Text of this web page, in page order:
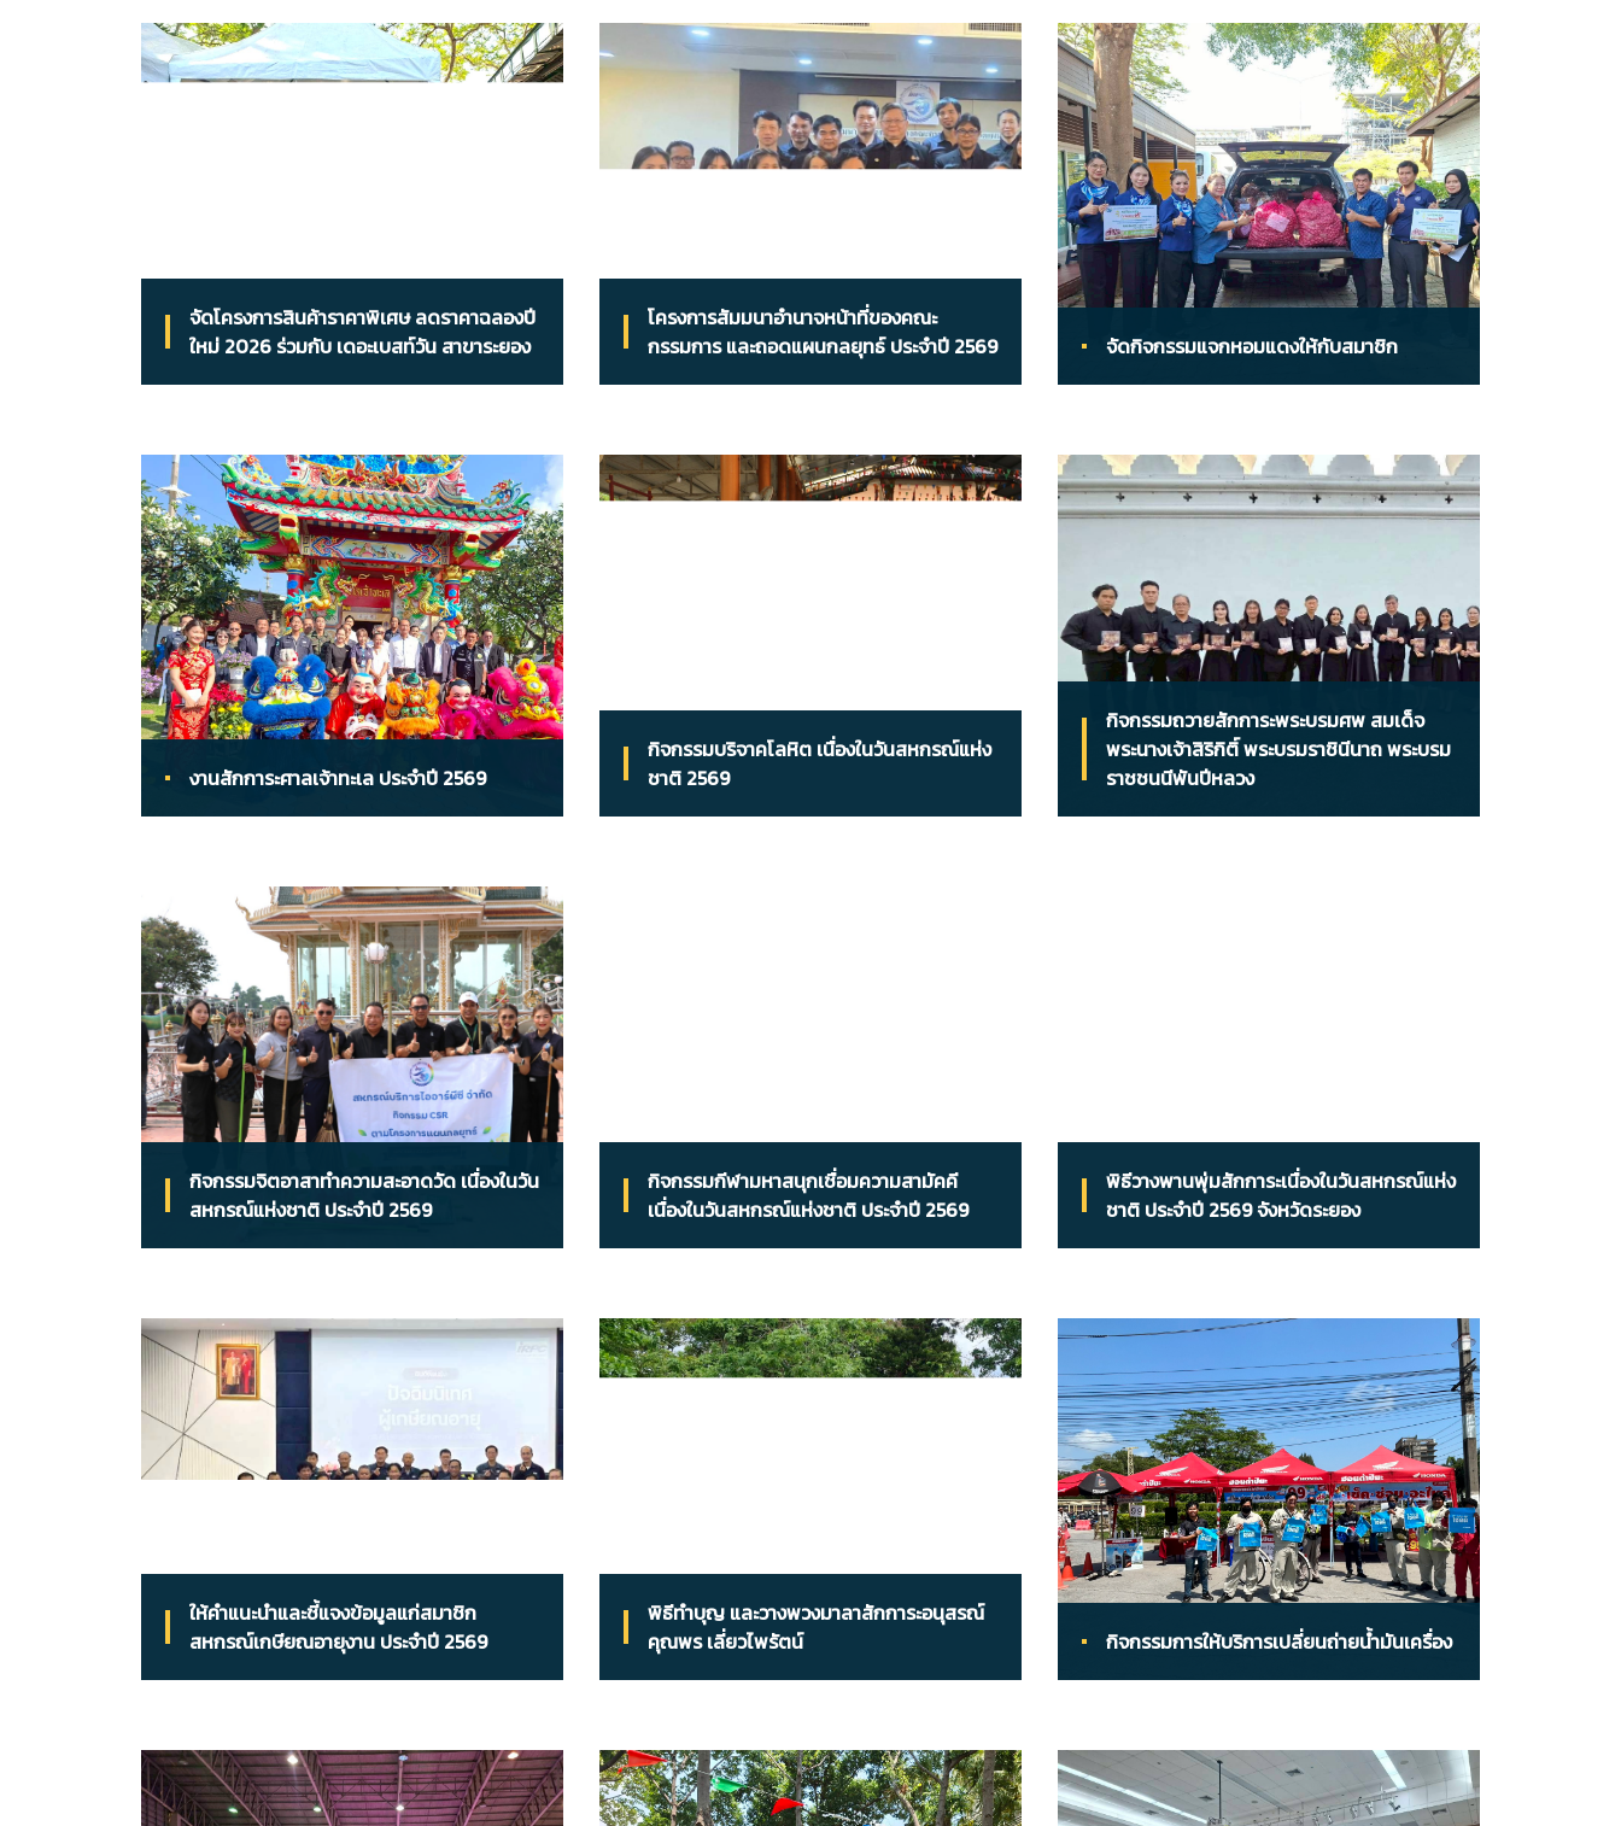
จัดโครงการสินค้าราคาพิเศษ ลดราคาฉลองปี
ใหม่ 2026 ร่วมกับ เดอะเบสท์วัน สาขาระยอง
โครงการสัมมนาอำนาจหน้าที่ของคณะ
กรรมการ และถอดแผนกลยุทธ์ ประจำปี 2569
จัดกิจกรรมแจกหอมแดงให้กับสมาชิก
งานสักการะศาลเจ้าทะเล ประจำปี 2569
กิจกรรมบริจาคโลหิต เนื่องในวันสหกรณ์แห่ง
ชาติ 2569
กิจกรรมถวายสักการะพระบรมศพ สมเด็จ
พระนางเจ้าสิริกิติ์ พระบรมราชินีนาถ พระบรม
ราชชนนีพันปีหลวง
กิจกรรมจิตอาสาทำความสะอาดวัด เนื่องในวัน
สหกรณ์แห่งชาติ ประจำปี 2569
กิจกรรมกีฬามหาสนุกเชื่อมความสามัคคี
เนื่องในวันสหกรณ์แห่งชาติ ประจำปี 2569
พิธีวางพานพุ่มสักการะเนื่องในวันสหกรณ์แห่ง
ชาติ ประจำปี 2569 จังหวัดระยอง
ให้คำแนะนำและชี้แจงข้อมูลแก่สมาชิก
สหกรณ์เกษียณอายุงาน ประจำปี 2569
พิธีทำบุญ และวางพวงมาลาสักการะอนุสรณ์
คุณพร เลี่ยวไพรัตน์
กิจกรรมการให้บริการเปลี่ยนถ่ายน้ำมันเครื่อง